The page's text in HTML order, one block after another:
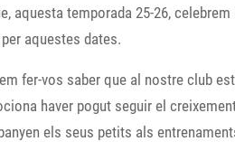
aquesta temporada 25-26,
aquestes dates.
fer-vos saber que al nostre club
haver pogut seguir el
els seus petits als